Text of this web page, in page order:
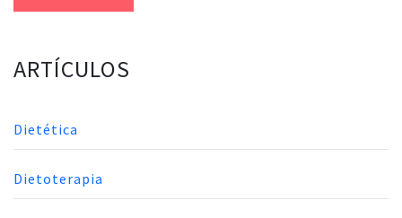
ARTÍCULOS
Dietética
Dietoterapia